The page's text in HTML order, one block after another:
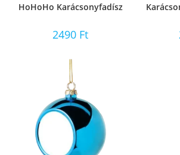
HoHoHo Karácsonyfadísz
2490 Ft